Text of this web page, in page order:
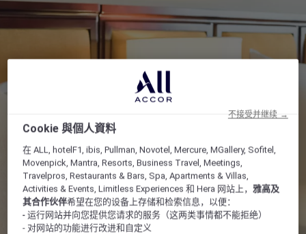
Cookie 與個人資料
在 ALL, hotelF1, ibis, Pullman, Novotel, Mercure, MGallery, Sofitel,
Movenpick, Mantra, Resorts, Business Travel, Meetings,
Travelpros, Restaurants & Bars, Spa, Apartments & Villas,
Activities & Events, Limitless Experiences 和 Hera 网站上，雅高及
其合作伙伴希望在您的设备上存储和检索信息，以便：
- 运行网站并向您提供您请求的服务（这两类事情都不能拒绝）
- 对网站的功能进行改进和自定义
不接受并继续 →